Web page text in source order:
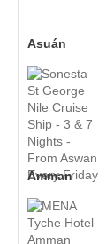
Asuán
Amman